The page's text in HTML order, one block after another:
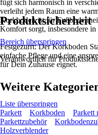
fügt sich harmonisch in
verleiht jedem Raum eine
Korkboden ist für
Komfort sorgt, insbesondere
Festgezurrt: Der Korkboden
einfache Pflege und eine
für Dein Zuhause eignet.
Produktsicherheit
Bereich überspringen
Verantwortlich für
Weitere
Liste überspringen
Parkett
Korkboden Parkett
Parkettzubehör
Holzverblender